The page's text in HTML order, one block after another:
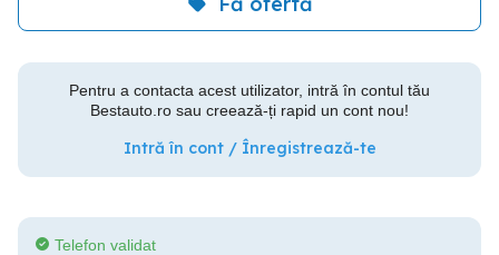
Pentru a contacta acest utilizator, intră în contul tău
Bestauto.ro sau creează-ți rapid un cont nou!
Intră în cont / Înregistrează-te
Telefon validat